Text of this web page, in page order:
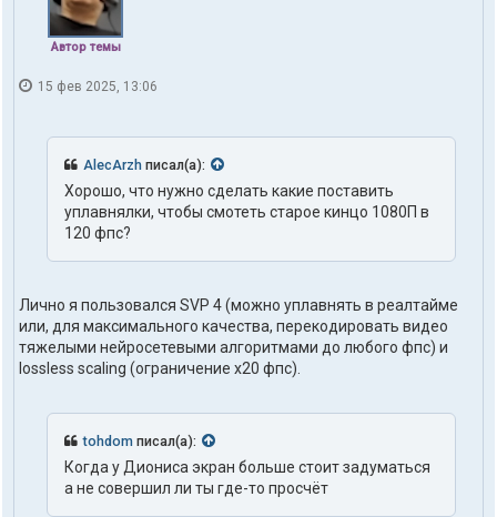
Автор темы
15 фев 2025, 13:06
AlecArzh писал(а):
Хорошо, что нужно сделать какие поставить
уплавнялки, чтобы смотеть старое кинцо 1080П в
120 фпс?
Лично я пользовался SVP 4 (можно уплавнять в реалтайме
или, для максимального качества, перекодировать видео
тяжелыми нейросетевыми алгоритмами до любого фпс) и
lossless scaling (ограничение x20 фпс).
tohdom писал(а):
Когда у Диониса экран больше стоит задуматься
а не совершил ли ты где-то просчёт